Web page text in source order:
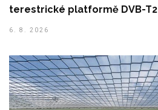
terestrické platformě DVB-T2
6. 8. 2026